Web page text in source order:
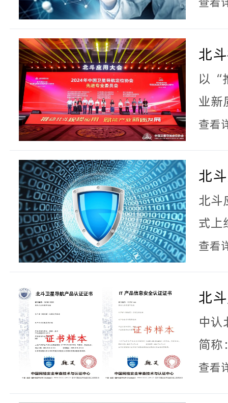
的安
隐
遭
斗
北
会”
以“
业新
斗应
位置
省
卫
士
景与
查看
北
务
保
北斗
式上
查看
北
式”
中认
简称
卫星
检测
查看